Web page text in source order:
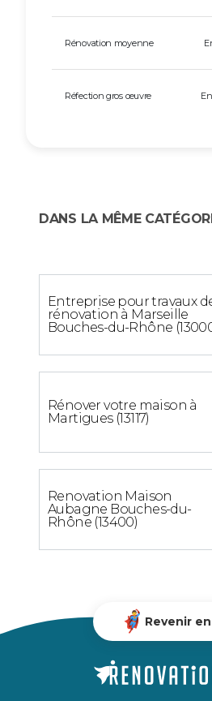
Rénovation moyenne
Réfection gros œuvre
DANS LA MÊME
Entreprise pour travaux
rénovation à Marseille
Bouches-du-Rhône
Rénover votre maison à
Martigues (13117)
Renovation Maison
Aubagne Bouches-du-
Rhône (13400)
Revenir